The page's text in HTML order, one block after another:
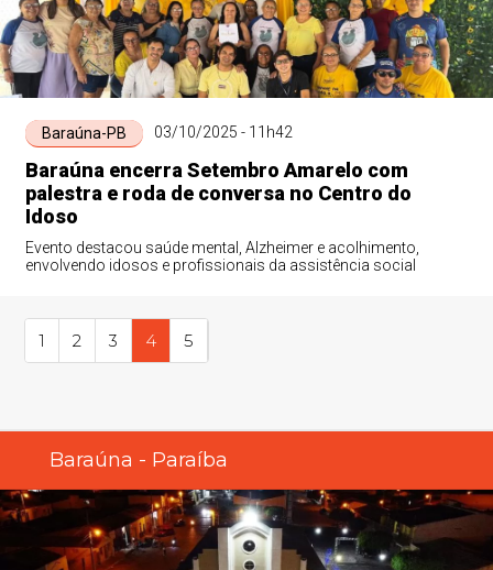
Baraúna-PB 03/10/2025 - 11h42
Baraúna encerra Setembro Amarelo com
palestra e roda de conversa no Centro do
Idoso
Evento destacou saúde mental, Alzheimer e acolhimento,
envolvendo idosos e profissionais da assistência social
1 2 3 4 5
Baraúna - Paraíba